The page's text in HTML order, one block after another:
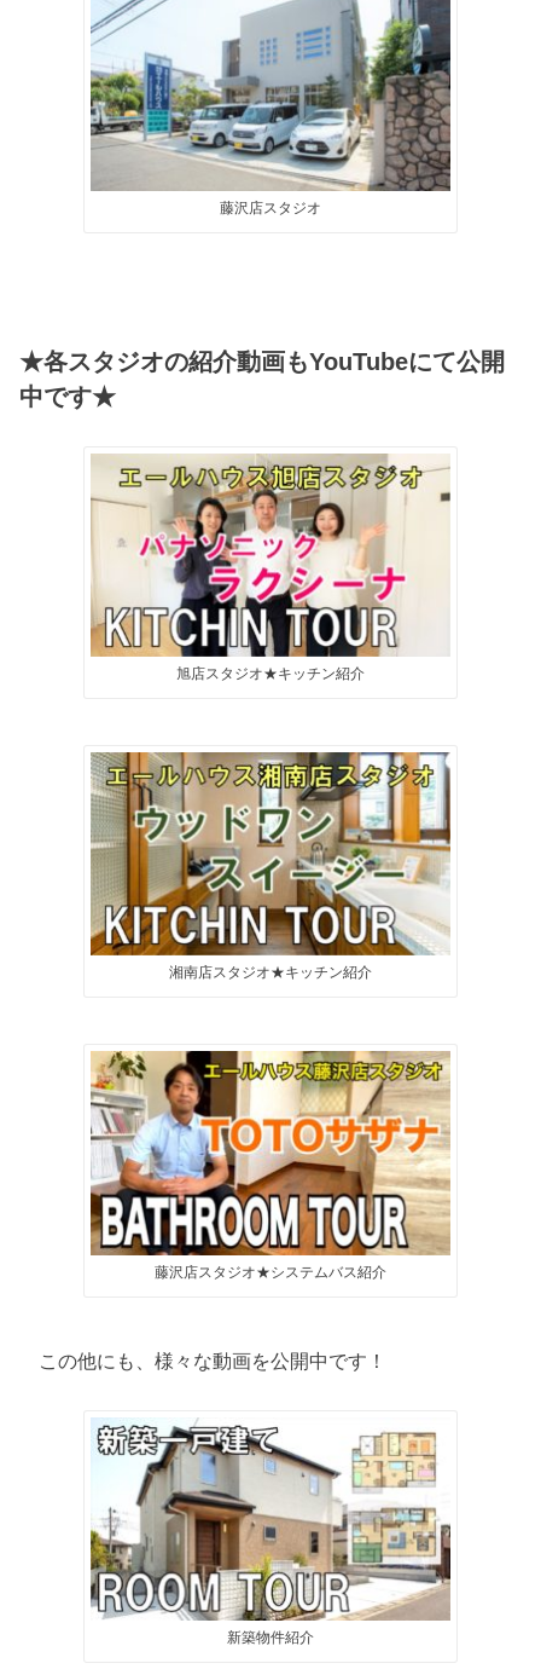
藤沢店スタジオ
★各スタジオの紹介動画もYouTubeにて公開
中です★
旭店スタジオ★キッチン紹介
湘南店スタジオ★キッチン紹介
藤沢店スタジオ★システムバス紹介
この他にも、様々な動画を公開中です！
新築物件紹介